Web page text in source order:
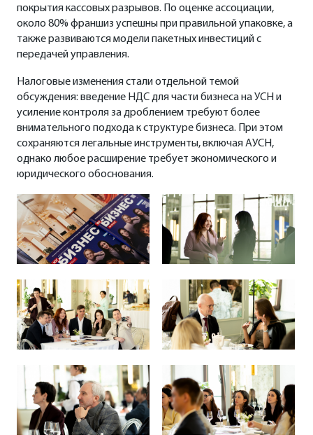
покрытия кассовых разрывов. По оценке ассоциации,
около 80% франшиз успешны при правильной упаковке, а
также развиваются модели пакетных инвестиций с
передачей управления.
Налоговые изменения стали отдельной темой
обсуждения: введение НДС для части бизнеса на УСН и
усиление контроля за дроблением требуют более
внимательного подхода к структуре бизнеса. При этом
сохраняются легальные инструменты, включая АУСН,
однако любое расширение требует экономического и
юридического обоснования.